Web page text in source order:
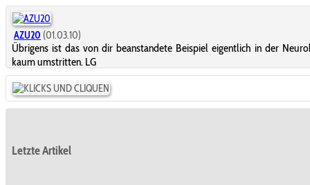
AZU20 (01.03.10)
Übrigens ist das von dir beanstandete Beispiel eigentlich in der
kaum umstritten. LG
Letzte Artikel